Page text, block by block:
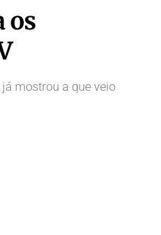
os
mostrou a que veio